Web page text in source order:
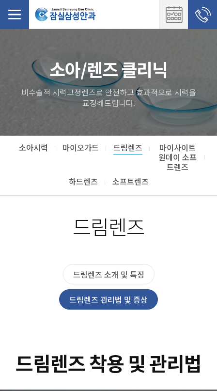
소아/렌즈 클리닉
비수술적 시력교정렌즈로 안전하고 효과적으로 시력을
교정해드립니다.
소아시력 마이오가드 드림렌즈
마이사이트
원데이 소프
트렌즈
하드렌즈
소프트렌즈
드림렌즈
드림렌즈 소개 및 특징
드림렌즈 관리법 및 증상
드림렌즈 착용 및 관리법